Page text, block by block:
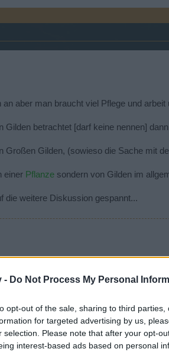
- Do Not Process My Personal
opt-out of the sale, sharing to third
for targeted advertising by us,
selection. Please note that after your opt-
interest-based ads based on personal
aber man braucht viel Pflege und
Gilden betrachtet [darf keine nennen]
Großen Gilden, (sowieso die Sache mit
einer Pflanze sondern von Gilden im
die weitere Diskussion gespannt...